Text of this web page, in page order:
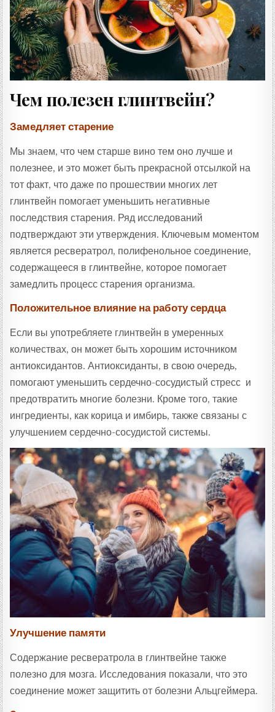
Чем полезен глинтвейн?
Замедляет старение
Мы знаем, что чем старше вино тем оно лучше и
полезнее, и это может быть прекрасной отсылкой на
тот факт, что даже по прошествии многих лет
глинтвейн помогает уменьшить негативные
последствия старения. Ряд исследований
подтверждают эти утверждения. Ключевым моментом
является ресвератрол, полифенольное соединение,
содержащееся в глинтвейне, которое помогает
замедлить процесс старения организма.
Положительное влияние на работу сердца
Если вы употребляете глинтвейн в умеренных
количествах, он может быть хорошим источником
антиоксидантов. Антиоксиданты, в свою очередь,
помогают уменьшить сердечно-сосудистый стресс и
предотвратить многие болезни. Кроме того, такие
ингредиенты, как корица и имбирь, также связаны с
улучшением сердечно-сосудистой системы.
Улучшение памяти
Содержание ресвератрола в глинтвейне также
полезно для мозга. Исследования показали, что это
соединение может защитить от болезни Альцгеймера.